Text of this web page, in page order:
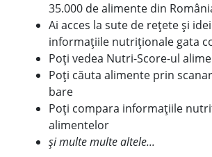
35.000 de alimente din
Ai acces la sute de rețete și
informațiile nutriționale gata
Poți vedea Nutri-Score-ul
Poți căuta alimente prin
bare
Poți compara informațiile
alimentelor
și multe multe altele...